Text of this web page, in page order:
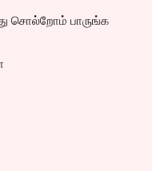
சொல்றோம் பாருங்க